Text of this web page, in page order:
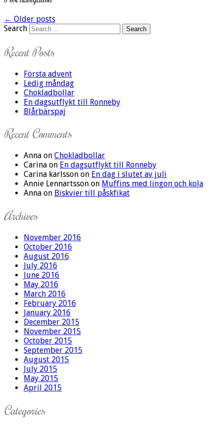
← Older posts
Search
Recent Posts
Första advent
Ledig måndag
Chokladbollar
En dagsutflykt till Ronneby
Blårbärspaj
Recent Comments
Anna on Chokladbollar
Carina on En dagsutflykt till Ronneby
Carina karlsson on En dag i slutet av juli
Annie Lennartsson on Muffins med lingon och kola
Anna on Biskvier till påskfikat
Archives
November 2016
October 2016
August 2016
July 2016
June 2016
May 2016
March 2016
February 2016
January 2016
December 2015
November 2015
October 2015
September 2015
August 2015
July 2015
May 2015
April 2015
Categories